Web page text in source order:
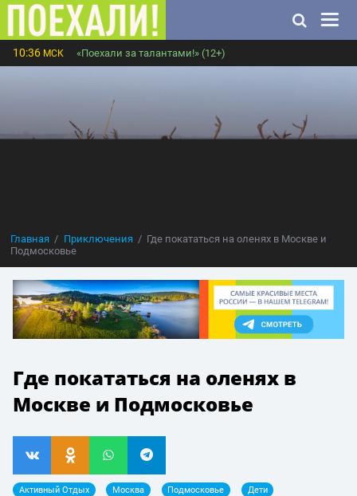
10:36 МСК «Поехали за талантами!» (12+)
Главная Приключения
Где покататься на оленях в Москве и
Подмосковье
Где покататься на оленях в
Москве и Подмосковье
Активный Отдых Москва Подмосковье Дети